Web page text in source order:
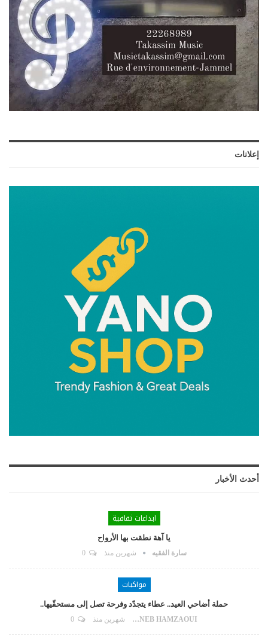
إعلانات
أحدث الأخبار
ابداعات ثقافية
يا آهة نطقت بها الأرواح
سارة الفقيه شهرين منذ 0
مواكبات
حملة أضاحي العيد.. عطاء يتجدّد وفرحة تصل إلى مستحقّيها..
ZAYNEB HAMZAOUI شهرين منذ